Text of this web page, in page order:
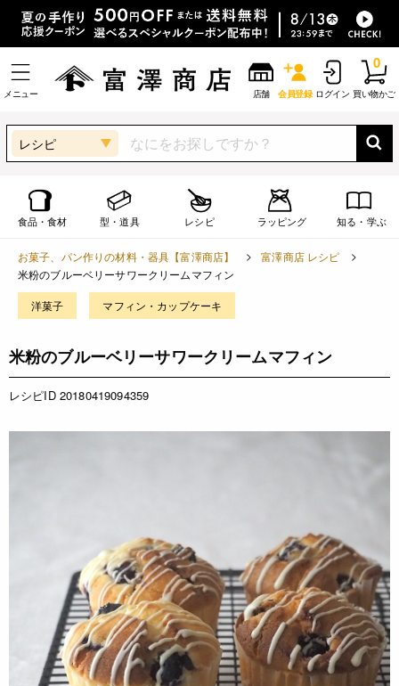
メニュー 店舗 会員登録 ログイン 買い物かご
0
レシピ
食品・食材 型・道具 レシピ ラッピング 知る・学ぶ
お菓子、パン作りの材料・器具【富澤商店】
富澤商店 レシピ
米粉のブルーベリーサワークリームマフィン
洋菓子 マフィン・カップケーキ
米粉のブルーベリーサワークリームマフィン
レシピID 20180419094359